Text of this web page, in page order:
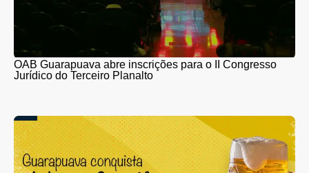
OAB Guarapuava abre inscrições para o II Congresso
Jurídico do Terceiro Planalto